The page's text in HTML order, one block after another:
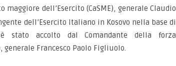
dell’Esercito (CaSME), generale Claudio
dell’Esercito Italiano in Kosovo nella base di
accolto dal Comandante della forza
generale Francesco Paolo Figliuolo.